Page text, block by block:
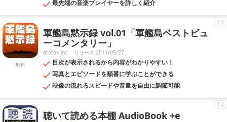
最先端の音楽プレイヤーを詳しく紹介
無料
軍艦島黙示録 vol.01「軍艦島ベストビュ
ーコメンタリー」
Atotok Inc. リリース 2011/05/27
目次が表示されるから内容がわかりやすい！
写真とエピソードを順番に学ぶことができる
映像の流れるスピードや音量を自由に調節可能
13
聴いて読める本棚 AudioBook +e
14